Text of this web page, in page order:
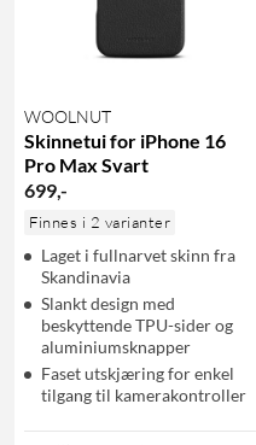
WOOLNUT
Skinnetui for iPhone 16
Pro Max Svart
699,-
Finnes i 2 varianter
Laget i fullnarvet skinn fra
Skandinavia
Slankt design med
beskyttende TPU-sider og
aluminiumsknapper
Faset utskjæring for enkel
tilgang til kamerakontroller